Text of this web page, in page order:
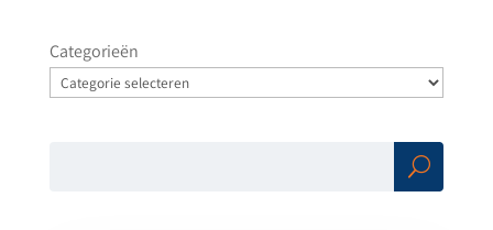
Categorieën
Zoe
ken